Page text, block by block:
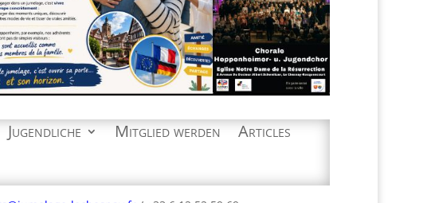
Jugendliche Mitglied werden
Articles